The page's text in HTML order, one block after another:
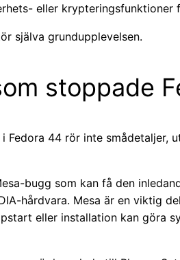
eller krypteringsfunktioner
själva grundupplevelsen.
stoppade
Fedora 44 rör inte smådetaljer,
bugg som kan få den
hårdvara. Mesa är en viktig
eller installation kan göra